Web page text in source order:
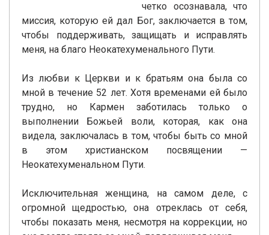
четко осознавала, что
миссия, которую ей дал Бог, заключается в том,
чтобы поддерживать, защищать и исправлять
меня, на благо Неокатехуменального Пути.
Из любви к Церкви и к братьям она была со
мной в течение 52 лет. Хотя временами ей было
трудно, но Кармен заботилась только о
выполнении Божьей воли, которая, как она
видела, заключалась в том, чтобы быть со мной
в этом христианском посвящении —
Неокатехуменальном Пути.
Исключительная женщина, на самом деле, с
огромной щедростью, она отреклась от себя,
чтобы показать меня, несмотря на коррекции, но